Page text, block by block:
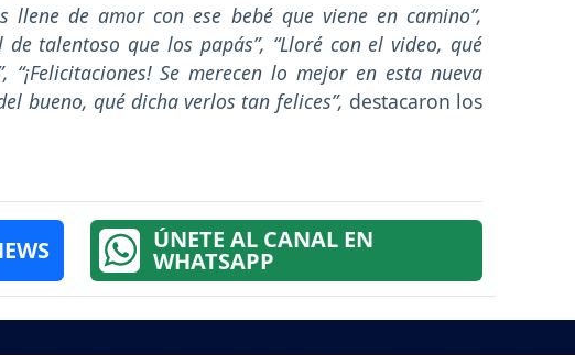
llene de amor con ese bebé que viene en camino”,
talentoso que los papás”, “Lloré con el video, qué
Se merecen lo mejor en esta nueva
bueno, qué dicha verlos tan felices”, destacaron los
ÚNETE AL CANAL EN
WHATSAPP